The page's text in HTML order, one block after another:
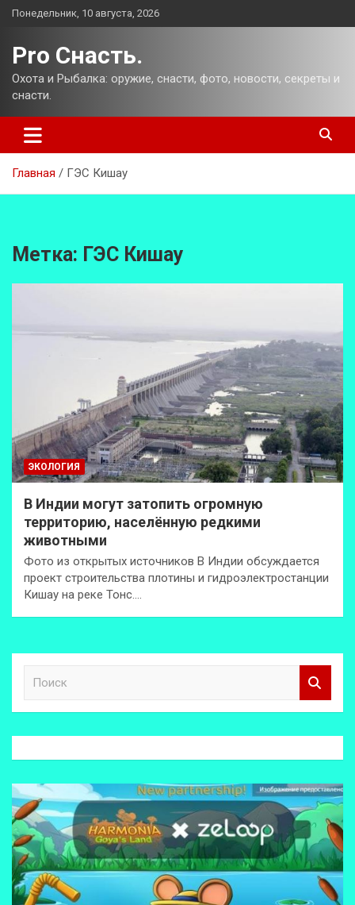
Перейти
Понедельник, 10 августа, 2026
Pro Снасть.
Охота и Рыбалка: оружие, снасти, фото, новости, секреты и
снасти.
Главная ГЭС Кишау
Метка: ГЭС Кишау
ЭКОЛОГИЯ
В Индии могут затопить огромную
территорию, населённую редкими
животными
Фото из открытых источников В Индии обсуждается
проект строительства плотины и гидроэлектростанции
Кишау на реке Тонс.…
к